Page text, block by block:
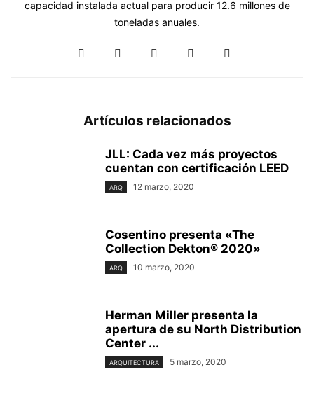
capacidad instalada actual para producir 12.6 millones de
toneladas anuales.
Artículos relacionados
JLL: Cada vez más proyectos
cuentan con certificación LEED
ARQ 12 marzo, 2020
Cosentino presenta «The
Collection Dekton® 2020»
ARQ 10 marzo, 2020
Herman Miller presenta la
apertura de su North Distribution
Center ...
ARQUITECTURA 5 marzo, 2020